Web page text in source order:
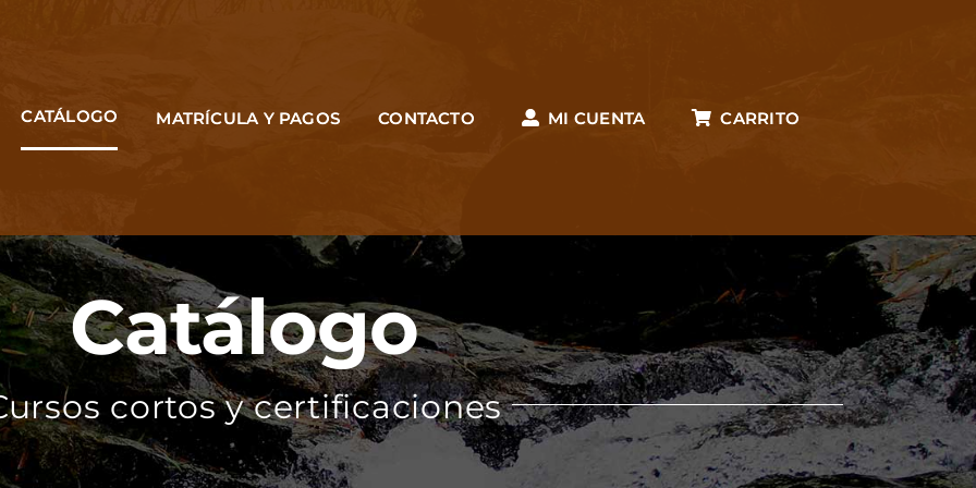
CATÁLOGO MATRÍCULA Y PAGOS CONTACTO MI CUENTA CARRITO
Catálogo
cortos y certificaciones